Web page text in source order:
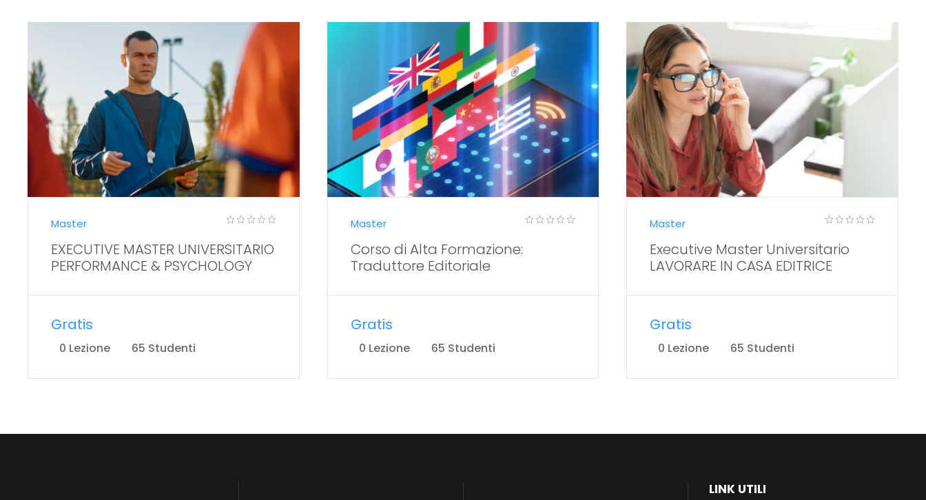
Master
EXECUTIVE MASTER UNIVERSITARIO
PERFORMANCE & PSYCHOLOGY
Gratis
0 Lezione 65 Studenti
Master
Corso di Alta Formazione:
Traduttore Editoriale
Gratis
0 Lezione 65 Studenti
Master
Executive Master Universitario
LAVORARE IN CASA EDITRICE
Gratis
0 Lezione 65 Studenti
LINK UTILI